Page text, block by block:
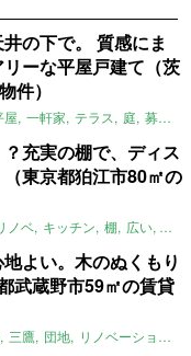
の下で。 質感にま
ーな平屋戸建て（茨
件）
屋 一軒家 テラス 庭 募集中
充実の棚で、ディス
東京都狛江市80㎡の
ノベ キッチン 棚 広い ガイ
よい。木のぬくもり
武蔵野市59㎡の賃貸
三鷹 団地 リノベーション